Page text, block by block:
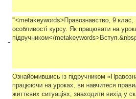
-
'''<metakeywords>Правознавство, 9
особливості курсу. Як працювати на
підручником</
Ознайомившись із підручником
працюючи на уроках, ви навчитеся
життєвих ситуаціях, знаходити вихід у